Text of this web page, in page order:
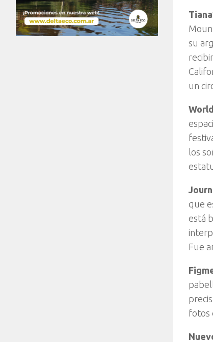
su
un
los
que
está
Fue
fotos